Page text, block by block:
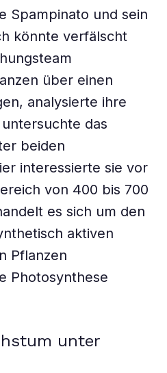
Spampinato und sein
könnte verfälscht
über einen
analysierte ihre
das
beiden
interessierte sie vor
von 400 bis 700
es sich um den
aktiven
Pflanzen
Photosynthese
unter